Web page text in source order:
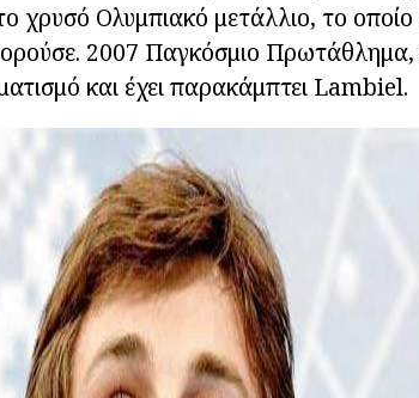
χρυσό Ολυμπιακό μετάλλιο, το
2007 Παγκόσμιο Πρωτάθλημα,
και έχει παρακάμπτει Lambiel.